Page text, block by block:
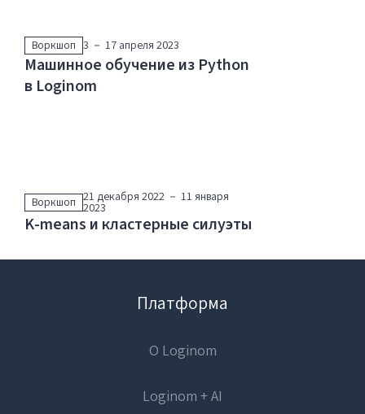
Воркшоп 3 － 17 апреля 2023
Машинное обучение из Python
в Loginom
Воркшоп 21 декабря 2022 － 11 января
2023
K-means и кластерные силуэты
Платформа
О Loginom
Loginom + AI